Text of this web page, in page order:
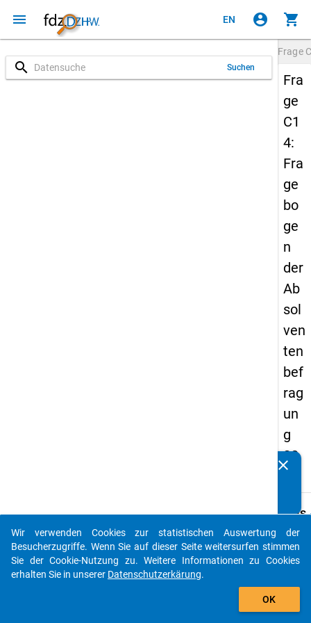
menu EN account_circle shopping_cart
search Suchen
Frage
Fra
ge
C1
4:
Fra
ge
bo
ge
n
der
Ab
sol
ven
ten
bef
rag
un
g
20
Details
C14
clear
auto_stories
add_shopping_cart
Wir verwenden Cookies zur statistischen Auswertung der
Besucherzugriffe. Wenn Sie auf dieser Seite weitersurfen stimmen
Sie der Cookie-Nutzung zu. Weitere Informationen zu Cookies
erhalten Sie in unserer Datenschutzerkärung.
OK